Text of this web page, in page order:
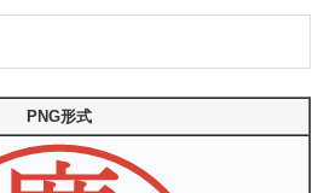
PNG形式